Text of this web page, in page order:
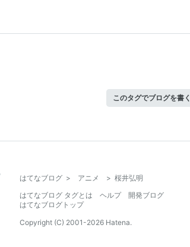
このタグでブログを書く
はてなブログ > アニメ > 桜井弘明
はてなブログ タグとは
ヘルプ
開発ブログ
はてなブログトップ
Copyright (C) 2001-2026 Hatena.